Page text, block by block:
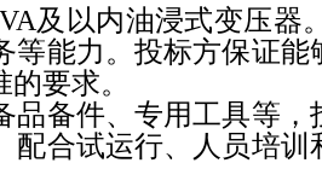
及以内油浸式变压器
能力。投标方保证
要求。
备件、专用工具等
合试运行、人员培